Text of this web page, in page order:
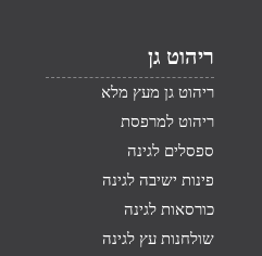
ריהוט גן
ריהוט גן מעץ מלא
ריהוט למרפסת
ספסלים לגינה
פינות ישיבה לגינה
כורסאות לגינה
שולחנות עץ לגינה